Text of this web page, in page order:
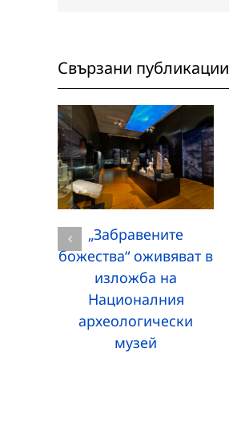
Свързани публикации
„Забравените
божества“ оживяват в
изложба на
Националния
археологически
музей